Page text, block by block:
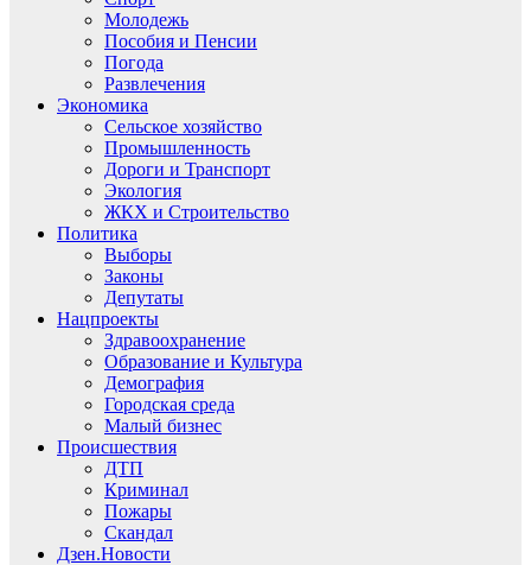
Молодежь
Пособия и Пенсии
Погода
Развлечения
Экономика
Сельское хозяйство
Промышленность
Дороги и Транспорт
Экология
ЖКХ и Строительство
Политика
Выборы
Законы
Депутаты
Нацпроекты
Здравоохранение
Образование и Культура
Демография
Городская среда
Малый бизнес
Происшествия
ДТП
Криминал
Пожары
Скандал
Дзен.Новости